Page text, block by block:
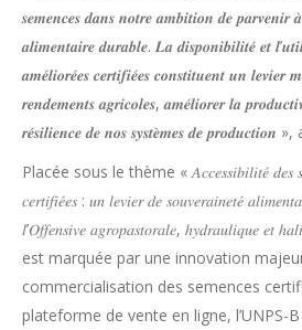
𝒔𝒆𝒎𝒆𝒏𝒄𝒆𝒔 𝒅𝒂𝒏𝒔 𝒏𝒐𝒕𝒓𝒆 𝒂𝒎𝒃𝒊𝒕𝒊𝒐𝒏 𝒅𝒆 𝒑𝒂𝒓𝒗𝒆𝒏𝒊𝒓
𝒂𝒍𝒊𝒎𝒆𝒏𝒕𝒂𝒊𝒓𝒆 𝒅𝒖𝒓𝒂𝒃𝒍𝒆. 𝑳𝒂 𝒅𝒊𝒔𝒑𝒐𝒏𝒊𝒃𝒊𝒍𝒊𝒕𝒆́ 𝒆𝒕
𝒂𝒎𝒆́𝒍𝒊𝒐𝒓𝒆́𝒆𝒔 𝒄𝒆𝒓𝒕𝒊𝒇𝒊𝒆́𝒆𝒔 𝒄𝒐𝒏𝒔𝒕𝒊𝒕𝒖𝒆𝒏𝒕 𝒖𝒏 𝒍𝒆𝒗𝒊𝒆𝒓
𝒓𝒆𝒏𝒅𝒆𝒎𝒆𝒏𝒕𝒔 𝒂𝒈𝒓𝒊𝒄𝒐𝒍𝒆𝒔, 𝒂𝒎𝒆́𝒍𝒊𝒐𝒓𝒆𝒓 𝒍𝒂
𝒓𝒆́𝒔𝒊𝒍𝒊𝒆𝒏𝒄𝒆 𝒅𝒆 𝒏𝒐𝒔 𝒔𝒚𝒔𝒕𝒆̀𝒎𝒆𝒔 𝒅𝒆 𝒑𝒓𝒐𝒅𝒖𝒄𝒕𝒊𝒐𝒏
Placée sous le thème « 𝐴𝑐𝑐𝑒𝑠𝑠𝑖𝑏𝑖𝑙𝑖𝑡𝑒́ 𝑑𝑒𝑠
𝑐𝑒𝑟𝑡𝑖𝑓𝑖𝑒́𝑒𝑠 : 𝑢𝑛 𝑙𝑒𝑣𝑖𝑒𝑟 𝑑𝑒 𝑠𝑜𝑢𝑣𝑒𝑟𝑎𝑖𝑛𝑒𝑡𝑒́
𝑙’𝑂𝑓𝑓𝑒𝑛𝑠𝑖𝑣𝑒 𝑎𝑔𝑟𝑜𝑝𝑎𝑠𝑡𝑜𝑟𝑎𝑙𝑒, ℎ𝑦𝑑𝑟𝑎𝑢𝑙𝑖𝑞𝑢𝑒 𝑒𝑡
est marquée par une innovation
commercialisation des semences
plateforme de vente en ligne, l’UNPS-